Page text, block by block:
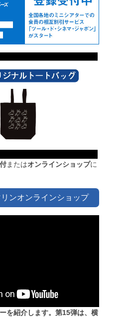
またはオンラインショップに
ンオンラインショップ
を紹介します。第15弾は、横